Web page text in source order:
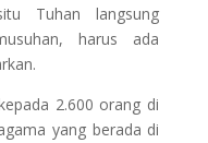
Tuhan langsung
harus ada
2.600 orang di
yang berada di